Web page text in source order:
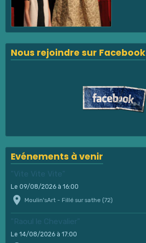
Nous rejoindre sur Facebook
Evénements à venir
"Vite Vite Vite"
Le 09/08/2026 à 16:00
Moulin'sArt - Fillé sur sathe (72)
"Raoul le Chevalier"
Le 14/08/2026 à 17:00